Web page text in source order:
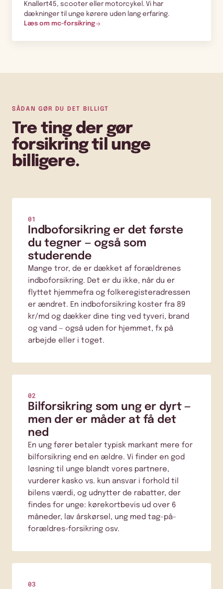
Knallert45, scooter eller motorcykel. Vi har
dækninger til unge kørere uden lang erfaring.
Læs om mc-forsikring
SÅDAN GØR DU DET BILLIGT
Tre ting der gør
forsikring til unge
billigere.
01
Indboforsikring er det første
du tegner — også som
studerende
Mange tror, de er dækket af forældrenes
indboforsikring. Det er du ikke, når du er
flyttet hjemmefra og folkeregisteradressen
er ændret. En indboforsikring koster fra 89
kr/md og dækker dine ting ved tyveri, brand
og vand — også uden for hjemmet, fx på
arbejde eller i toget.
02
Bilforsikring som ung er dyrt —
men der er måder at få det
ned
En ung fører betaler typisk markant mere for
bilforsikring end en ældre. Vi finder en god
løsning til unge blandt vores partnere,
vurderer kasko vs. kun ansvar i forhold til
bilens værdi, og udnytter de rabatter, der
findes for unge: kørekortbevis ud over 6
måneder, lav årskørsel, ung med tag-på-
forældres-forsikring osv.
03